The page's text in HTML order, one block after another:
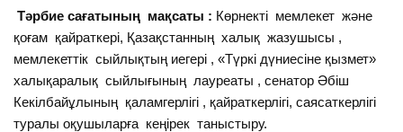
Тәрбие сағатының мақсаты : Көрнекті мемлекет және
қоғам қайраткері, Қазақстанның халық жазушысы ,
мемлекеттік сыйлықтың иегері , «Түркі дүниесіне қызмет»
халықаралық сыйлығының лауреаты , сенатор Әбіш
Кекілбайұлының қаламгерлігі , қайраткерлігі, саясаткерлігі
туралы оқушыларға кеңірек таныстыру.